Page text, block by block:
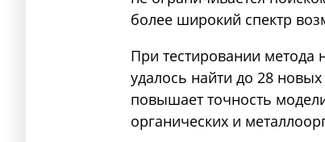
более широкий спектр
При тестировании метода
удалось найти до 28
повышает точность
органических и